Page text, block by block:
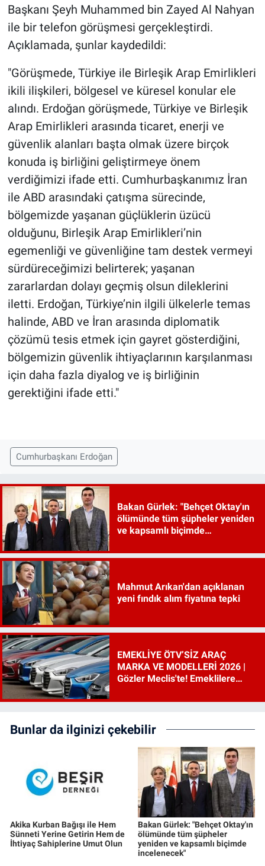
Başkanı Şeyh Muhammed bin Zayed Al Nahyan
ile bir telefon görüşmesi gerçekleştirdi.
Açıklamada, şunlar kaydedildi:
"Görüşmede, Türkiye ile Birleşik Arap Emirlikleri
ikili ilişkileri, bölgesel ve küresel konular ele
alındı. Erdoğan görüşmede, Türkiye ve Birleşik
Arap Emirlikleri arasında ticaret, enerji ve
güvenlik alanları başta olmak üzere birçok
konuda iş birliğini geliştirmeye önem
verdiğimizi ifade etti. Cumhurbaşkanımız İran
ile ABD arasındaki çatışma sürecinde,
bölgemizde yaşanan güçlüklerin üzücü
olduğunu, Birleşik Arap Emirlikleri’nin
egemenliği ve güvenliğine tam destek vermeyi
sürdüreceğimizi belirterek; yaşanan
zararlardan dolayı geçmiş olsun dileklerini
iletti. Erdoğan, Türkiye’nin ilgili ülkelerle temas
halinde, ABD ve İran arasında diplomatik
çözümü tesis etmek için gayret gösterdiğini,
bölgemizin güvenlik ihtiyaçlarının karşılanması
için daha fazla diyalog ve iş birliğinin
gerektiğini ifade etti."
Cumhurbaşkanı Erdoğan
Bakan Gürlek: "Behçet Oktay'ın
ölümünde tüm şüpheler yeniden
ve kapsamlı biçimde
Mahmut Arıkan'dan açıklanan
yeni fındık alım fiyatına tepki
EMEKLİYE ÖTV’SİZ ARAÇ
MARKA VE MODELLERİ 2026 |
Gözler Meclis'te! Emeklilere
ne?
Bunlar da ilginizi çekebilir
Akika Kurban Bağışı ile Hem
Sünneti Yerine Getirin Hem de
İhtiyaç Sahiplerine Umut Olun
Bakan Gürlek: "Behçet Oktay'ın
ölümünde tüm şüpheler
yeniden ve kapsamlı biçimde
incelenecek"